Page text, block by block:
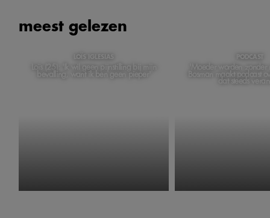
meest gelezen
LOÏS IGLESIAS
Loïs (25): 'Ik wil geen pijnstilling bij mijn
bevalling, want ik ben geen pieper'
PODCAST
'Moeder worden zonder
Bosman maakt podcast
dat steeds